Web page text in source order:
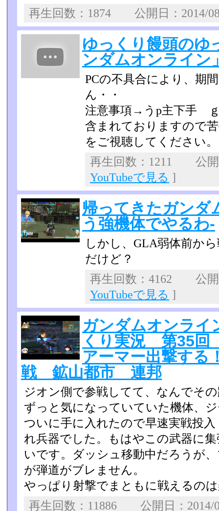
再生回数：1874 公開日：
ゆっくり饅頭のゆ
ンダムオンライン
PCの不具合により、期
ん・・
注意事項→うp主下手
含まれておりますので
をご視聴してくださ­い。
再生回数：1211 公
YouTubeで見る ]
帰ってきたガンダ
う強機体でやるわ-
しかし、GLA弱体前か
だけど？
再生回数：4162 公
YouTubeで見る ]
ガンダムオンラ
くり実況 第35回
アーマー出撃す
戦 鉱山都市 連邦
ジオン側で参戦してて、なんでそ
ずっと気になっていていた­機体、
ついに手に入れたので早速実戦投
れ兵器でした。もはやこの­武器に
いです。ダッシュ移動中だろうが
が弾道がブレません。
やっぱり射撃でまともに戦えるの
再生回数：11886 公開日：